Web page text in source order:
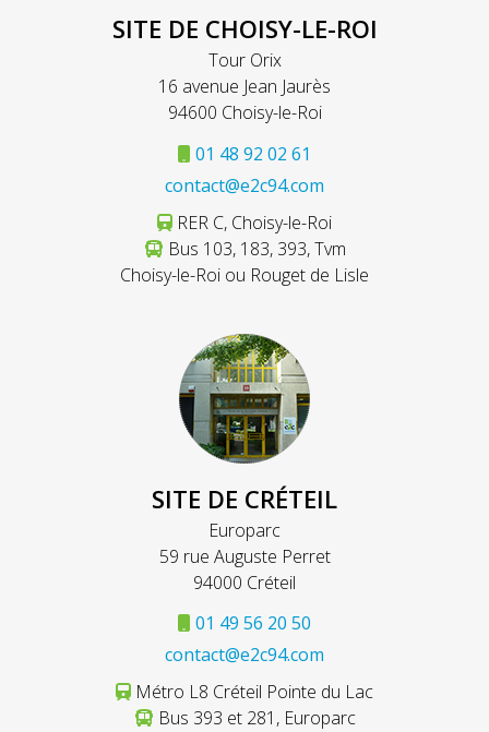
SITE DE CHOISY-LE-ROI
Tour Orix
16 avenue Jean Jaurès
94600 Choisy-le-Roi
01 48 92 02 61
contact@e2c94.com
RER C, Choisy-le-Roi
Bus 103, 183, 393, Tvm
Choisy-le-Roi ou Rouget de Lisle
SITE DE CRÉTEIL
Europarc
59 rue Auguste Perret
94000 Créteil
01 49 56 20 50
contact@e2c94.com
Métro L8 Créteil Pointe du Lac
Bus 393 et 281, Europarc